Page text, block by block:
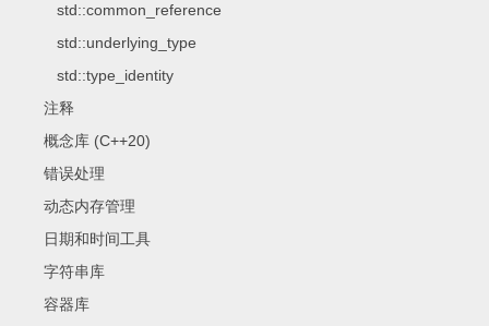
std::common_reference
std::underlying_type
std::type_identity
注释
概念库 (C++20)
错误处理
动态内存管理
日期和时间工具
字符串库
容器库